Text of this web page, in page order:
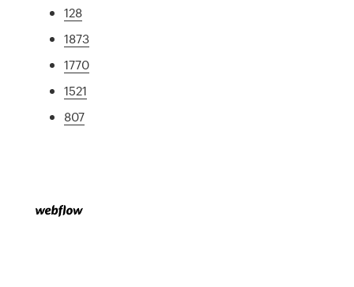
128
1873
1770
1521
807